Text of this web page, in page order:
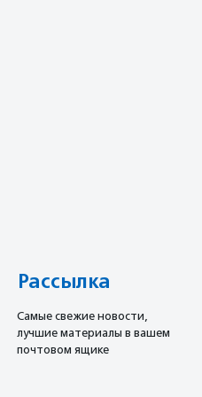
Рассылка
Cамые свежие новости,
лучшие материалы в вашем
почтовом ящике